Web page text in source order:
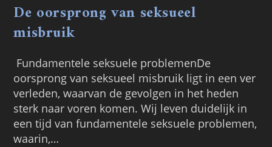
De oorsprong van seksueel
misbruik
Fundamentele seksuele problemenDe
oorsprong van seksueel misbruik ligt in een ver
verleden, waarvan de gevolgen in het heden
sterk naar voren komen. Wij leven duidelijk in
een tijd van fundamentele seksuele problemen,
waarin,…